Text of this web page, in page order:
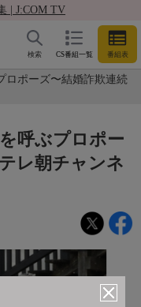
| J:COM TV
CS番組一覧 番組表
検索
ロポーズ〜結婚詐欺連続
呼ぶプロポー
レ朝チャンネ